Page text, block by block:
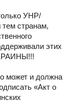
УНР/
странам,
этих
может и должна
«Акт о